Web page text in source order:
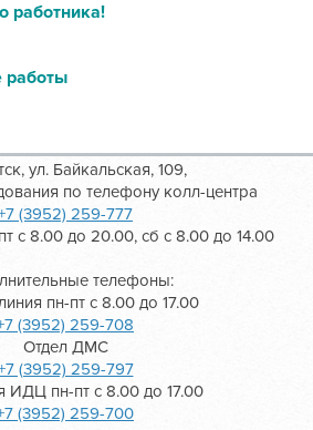
работника!
работы
ул. Байкальская, 109,
по телефону колл-центра
(3952) 259-777
с 8.00 до 20.00, сб с 8.00 до 14.00
телефоны:
пн-пт с 8.00 до 17.00
(3952) 259-708
Отдел ДМС
(3952) 259-797
ИДЦ пн-пт с 8.00 до 17.00
(3952) 259-700